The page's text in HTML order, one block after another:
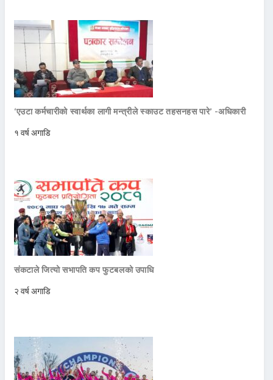
‘एउटा कर्मचारीको स्वार्थका लागी मन्त्रीले स्काउट तहसनहस पारे’ -अधिकारी
१ वर्ष अगाडि
संकटाले जित्यो सभापति कप फुटबलको उपाधि
२ वर्ष अगाडि